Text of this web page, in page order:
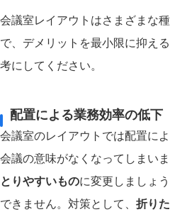
会議室レイアウトはさまざまな
で、デメリットを最小限に抑え
考にしてください。
配置による業務効率の低下
会議室のレイアウトでは配置に
会議の意味がなくなってしまいま
とりやすいものに変更しましょ
できません。対策として、 折り